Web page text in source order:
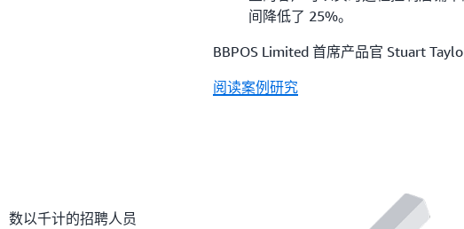
间降低了 25%。
BBPOS Limited 首席产品官 Stuart
阅读案例研究
数以千计的招聘人员